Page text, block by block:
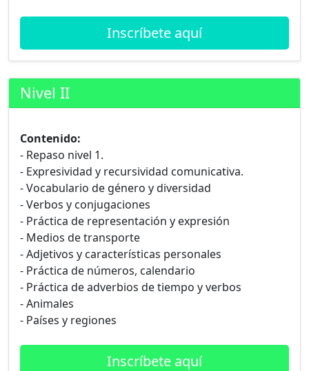
Inscríbete aquí
Nivel II
Contenido:
- Repaso nivel 1.
- Expresividad y recursividad comunicativa.
- Vocabulario de género y diversidad
- Verbos y conjugaciones
- Práctica de representación y expresión
- Medios de transporte
- Adjetivos y características personales
- Práctica de números, calendario
- Práctica de adverbios de tiempo y verbos
- Animales
- Países y regiones
Inscríbete aquí